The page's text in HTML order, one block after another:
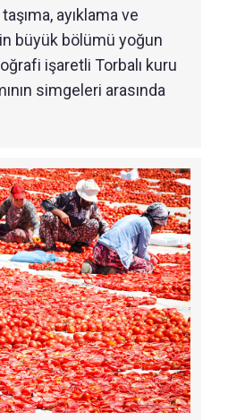
ayıklama ve
büyük bölümü yoğun
işaretli Torbalı kuru
simgeleri arasında